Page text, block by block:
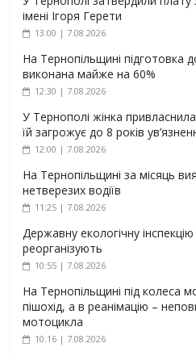
імені Ігоря Герети
13:00 | 7.08.2026
На Тернопільщині підготовка
виконана майже на 60%
12:30 | 7.08.2026
У Тернополі жінка
їй загрожує до 8 років
12:00 | 7.08.2026
На Тернопільщині за місяць
нетверезих водіїв
11:25 | 7.08.2026
Державну екологічну
реорганізують
10:55 | 7.08.2026
На Тернопільщині під колеса
пішохід, а в реанімацію –
мотоцикла
10:16 | 7.08.2026